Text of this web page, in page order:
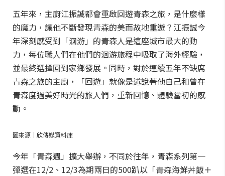
五年來，主廚江振誠都會重啟回遊青森之旅，是什麼樣
的魔力，讓他不斷發現青森的美而故地重遊？江振誠今
年深刻感受到「洄游」的青森人是這座城市最大的動
力，每位職人們在他們的洄游旅程中吸取了海外經驗，
並最終選擇回到家鄉發展。同時，對於連續五年不缺席
青森之旅的主廚，「回遊」就像是述說著他自己和曾在
青森度過美好時光的旅人們，重新回憶、體驗當初的感
動。
圖來源｜欣傳媒資料庫
今年「青森週」擴大舉辦，不同於往年，青森系列第一
彈選在12/2、12/3為期兩日的500趴以「青森海鮮丼飯＋